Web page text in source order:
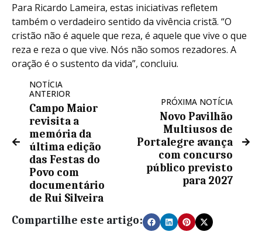
Para Ricardo Lameira, estas iniciativas refletem
também o verdadeiro sentido da vivência cristã. “O
cristão não é aquele que reza, é aquele que vive o que
reza e reza o que vive. Nós não somos rezadores. A
oração é o sustento da vida”, concluiu.
NOTÍCIA
ANTERIOR
Campo Maior
revisita a
memória da
última edição
das Festas do
Povo com
documentário
de Rui Silveira
PRÓXIMA NOTÍCIA
Novo Pavilhão
Multiusos de
Portalegre avança
com concurso
público previsto
para 2027
Compartilhe este artigo: